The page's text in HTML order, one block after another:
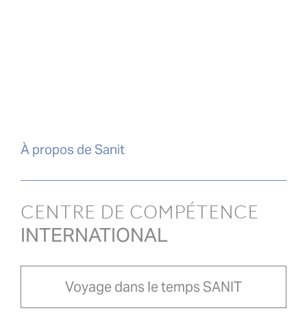
À propos de Sanit
CENTRE DE COMPÉTENCE
INTERNATIONAL
Voyage dans le temps SANIT